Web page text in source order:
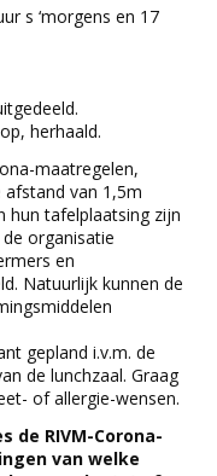
s ‘morgens en 17
herhaald.
maatregelen,
van 1,5m
hun tafelplaatsing zijn
organisatie
en
Natuurlijk kunnen de
gepland i.v.m. de
de lunchzaal. Graag
of allergie-wensen.
de RIVM-Corona-
van welke